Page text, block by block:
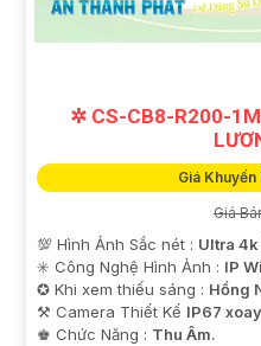
✲ CS-CB8-R200-
Giá
Giá
💯 Hình Ảnh Sắc nét : Ultra 4k
✳️ Công Nghệ Hình Ảnh : IP
✪ Khi xem thiếu sáng : Hồng
⚒ Camera Thiết Kế IP67
️♚ Chức Năng : Thu Âm.